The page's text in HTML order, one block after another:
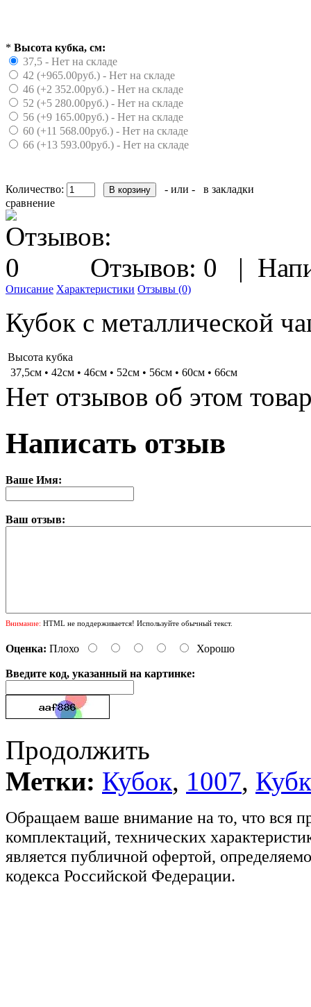
* Высота кубка, см:
37,5 - Нет на складе
42 (+965.00руб.) - Нет на складе
46 (+2 352.00руб.) - Нет на складе
52 (+5 280.00руб.) - Нет на складе
56 (+9 165.00руб.) - Нет на складе
60 (+11 568.00руб.) - Нет на складе
66 (+13 593.00руб.) - Нет на складе
Количество: - или -
в закладки
сравнение
Отзывов: 0 |
Описание Характеристики Отзывы (0)
Кубок с металлической
Высота кубка
37,5см • 42см • 46см • 52см • 56см • 60см • 66см
Нет отзывов об этом
Написать отзыв
Ваше Имя:
Ваш отзыв:
Внимание: HTML не поддерживается! Используйте обычный текст.
Оценка: Плохо Хорошо
Введите код, указанный на картинке:
Продолжить
Метки: Кубок, 1007,
Обращаем ваше внимание на то, что вся
комплектаций, технических
является публичной офертой,
кодекса Российской Федерации.